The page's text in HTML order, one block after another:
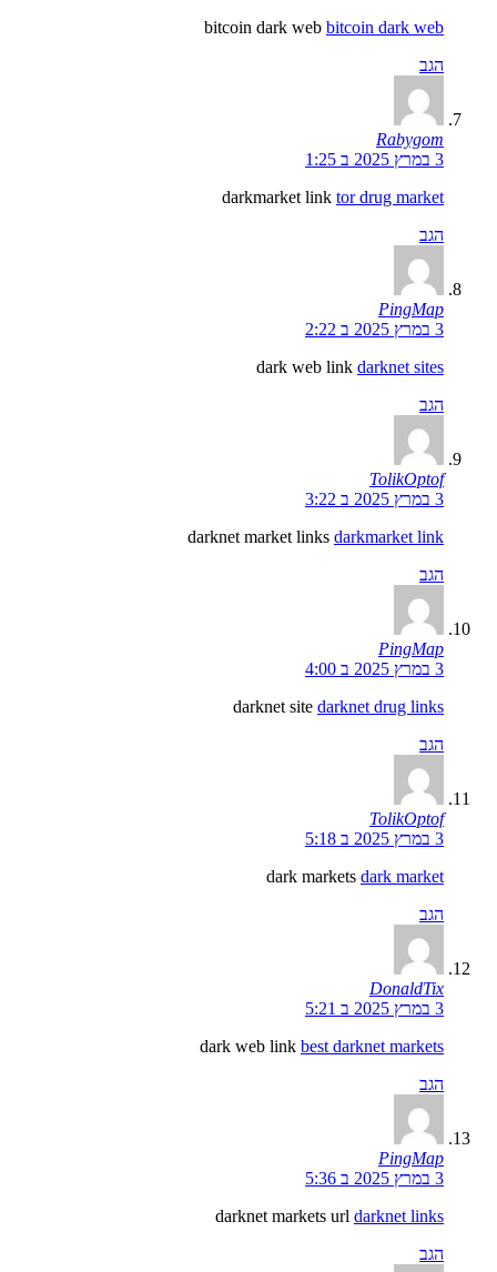
bitcoin dark web bitcoin dark web
הגב
Rabygom
3 במרץ 2025 ב 1:25
darkmarket link tor drug market
הגב
PingMap
3 במרץ 2025 ב 2:22
dark web link darknet sites
הגב
TolikOptof
3 במרץ 2025 ב 3:22
darknet market links darkmarket link
הגב
PingMap
3 במרץ 2025 ב 4:00
darknet site darknet drug links
הגב
TolikOptof
3 במרץ 2025 ב 5:18
dark markets dark market
הגב
DonaldTix
3 במרץ 2025 ב 5:21
dark web link best darknet markets
הגב
PingMap
3 במרץ 2025 ב 5:36
darknet markets url darknet links
הגב